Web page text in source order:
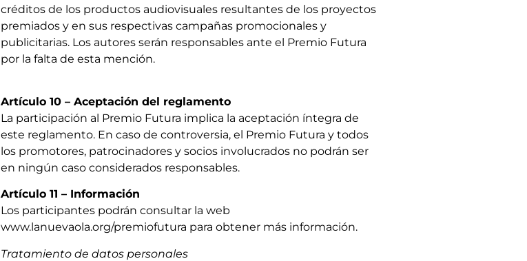
créditos de los productos audiovisuales resultantes de los proyectos
premiados y en sus respectivas campañas promocionales y
publicitarias. Los autores serán responsables ante el Premio Futura
por la falta de esta mención.
Artículo 10 – Aceptación del reglamento
La participación al Premio Futura implica la aceptación íntegra de
este reglamento. En caso de controversia, el Premio Futura y todos
los promotores, patrocinadores y socios involucrados no podrán ser
en ningún caso considerados responsables.
Artículo 11 – Información
Los participantes podrán consultar la web
www.lanuevaola.org/premiofutura para obtener más información.
Tratamiento de datos personales